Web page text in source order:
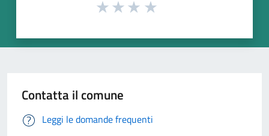
Contatta il comune
Leggi le domande frequenti